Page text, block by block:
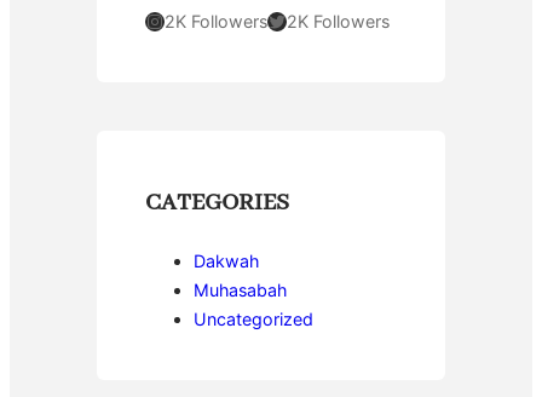
Instagram 2K FollowersTwitter 2K Followers
CATEGORIES
Dakwah
Muhasabah
Uncategorized